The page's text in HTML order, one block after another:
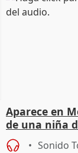
Aparece en
de una niña
el año 519 d.C.
Sonido